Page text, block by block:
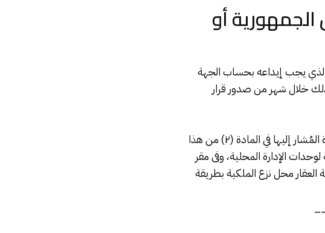
الجمهورية أو
الذي يجب إيداعه بحساب الجهة
المادة (٦) من هذا القانون، وذلك خلال شهر من صدور قرار
وأضافت المادة (٣):- «يُنشر القرار المقرر للمنفعة العامة مع صورة من المذكرة المُشار إليها في المادة (٢) من هذا
الإدارة المحلية، وفى مقر
العقار محل نزع الملكية بطريقة